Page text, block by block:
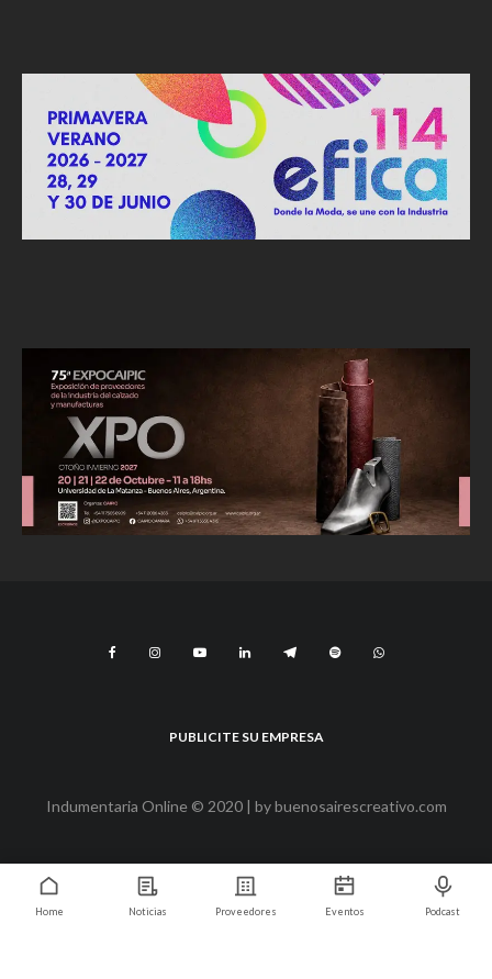
PUBLICITE SU EMPRESA
Indumentaria Online © 2020 | bybuenosairescreativo.com
Home Noticias Proveedores Eventos Podcast